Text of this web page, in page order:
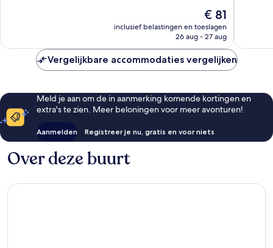
De
prijs
is
€ 81
inclusief belastingen en toeslagen
26 aug - 27 aug
Vergelijkbare accommodaties vergelijken
Meld je aan om de in aanmerking komende kortingen en
extra's te zien. Meer beloningen voor meer avonturen!
Aanmelden Registreer je nu, gratis en voor niets
Over deze buurt